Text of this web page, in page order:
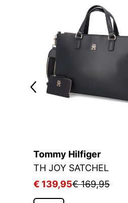
Tommy Hilfiger
TH JOY SATCHEL
€ 139,95€ 169,95